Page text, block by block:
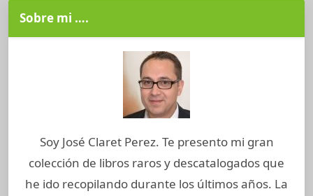
Sobre mi ….
Soy José Claret Perez. Te presento mi gran
colección de libros raros y descatalogados que
he ido recopilando durante los últimos años. La